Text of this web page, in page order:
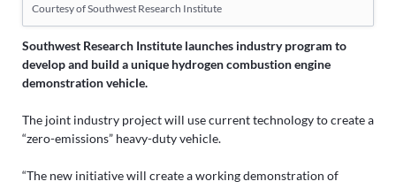
Courtesy of Southwest Research Institute
Southwest Research Institute launches industry program to
develop and build a unique hydrogen combustion engine
demonstration vehicle.
The joint industry project will use current technology to create a
“zero-emissions” heavy-duty vehicle.
“The new initiative will create a working demonstration of